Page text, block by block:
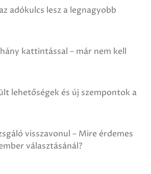
adókulcs lesz a legnagyobb
kattintással – már nem kell
lehetőségek és új szempontok a
visszavonul – Mire érdemes
választásánál?